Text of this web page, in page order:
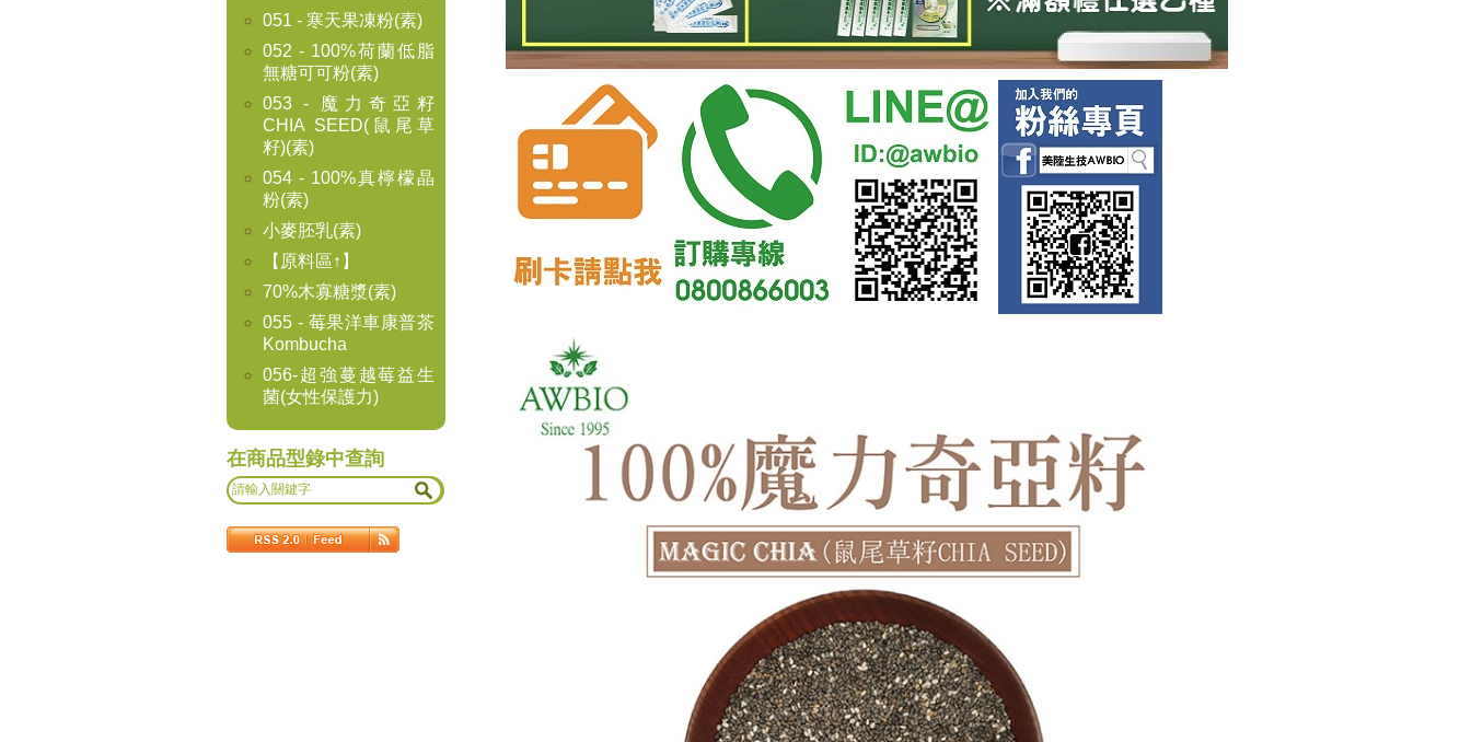
051 - 寒天果凍粉(素)
052 - 100%荷蘭低脂
無糖可可粉(素)
053 - 魔力奇亞籽
CHIA SEED(鼠尾草
籽)(素)
054 - 100%真檸檬晶
粉(素)
小麥胚乳(素)
【原料區↑】
70%木寡糖漿(素)
055 - 莓果洋車康普茶
Kombucha
056-超強蔓越莓益生
菌(女性保護力)
在商品型錄中查詢